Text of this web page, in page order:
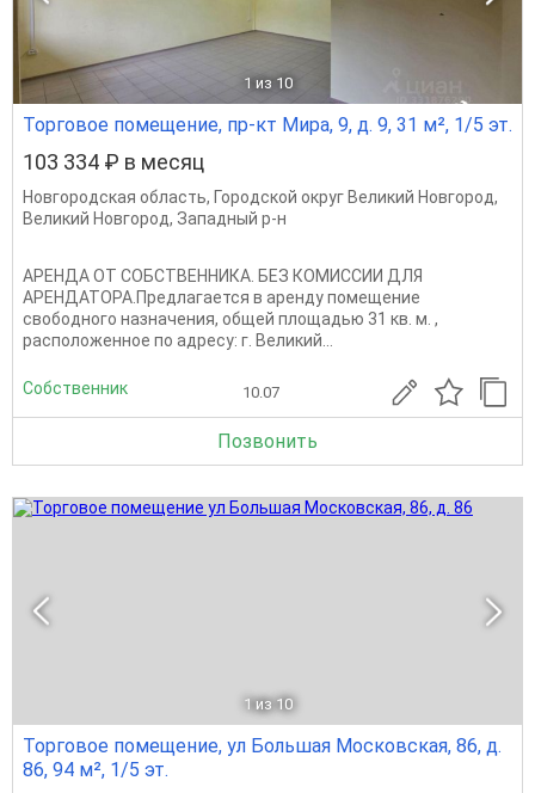
1 из 10
Торговое помещение, пр-кт Мира, 9, д. 9, 31 м², 1/5 эт.
103 334 ₽ в месяц
Новгородская область, Городской округ Великий Новгород,
Великий Новгород, Западный р-н
АРЕНДА ОТ СОБСТВЕННИКА. БЕЗ КОМИССИИ ДЛЯ
АРЕНДАТОРА.Предлагается в аренду помещение
свободного назначения, общей площадью 31 кв. м. ,
расположенное по адресу: г. Великий...
Собственник 10.07
Позвонить
1 из 10
Торговое помещение, ул Большая Московская, 86, д.
86, 94 м², 1/5 эт.